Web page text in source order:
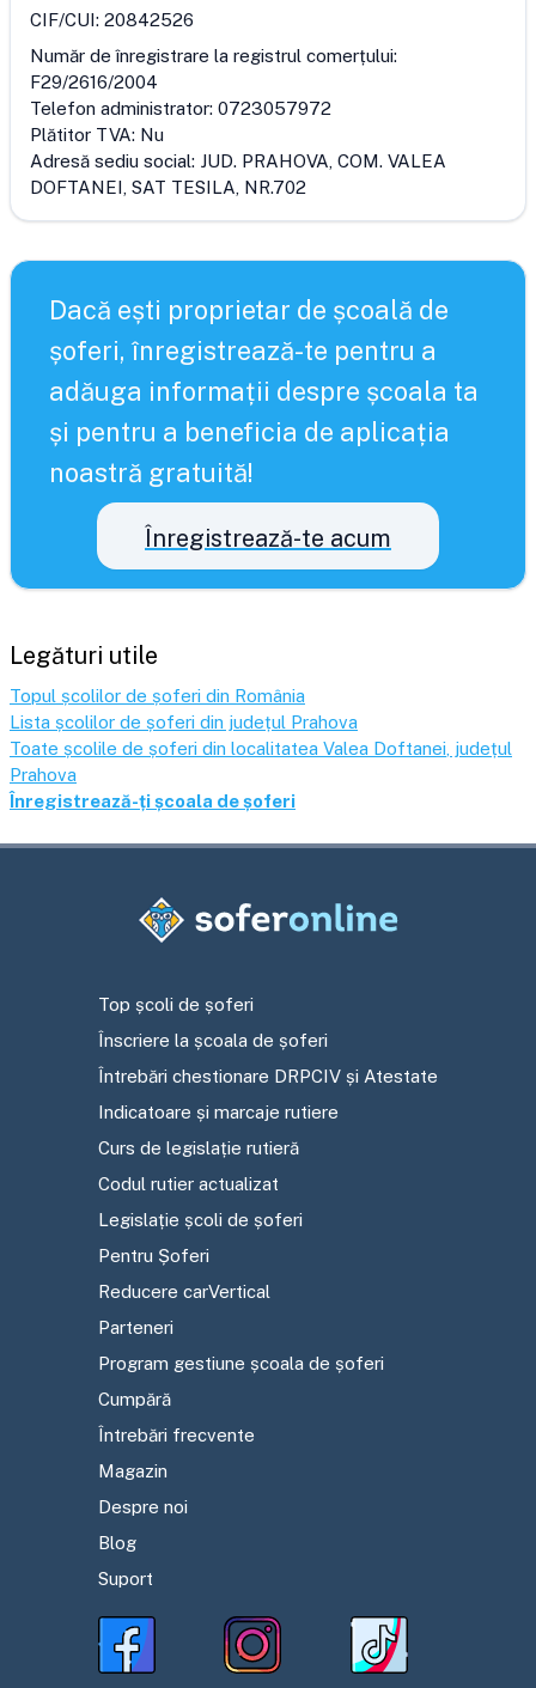
CIF/CUI: 20842526
Număr de înregistrare la registrul comerțului:
F29/2616/2004
Telefon administrator: 0723057972
Plătitor TVA: Nu
Adresă sediu social: JUD. PRAHOVA, COM. VALEA
DOFTANEI, SAT TESILA, NR.702
Dacă ești proprietar de școală de
șoferi, înregistrează-te pentru a
adăuga informații despre școala ta
și pentru a beneficia de aplicația
noastră gratuită!
Înregistrează-te acum
Legături utile
Topul școlilor de șoferi din România
Lista școlilor de șoferi din județul Prahova
Toate școlile de șoferi din localitatea Valea Doftanei , județul
Prahova
Înregistrează-ți școala de șoferi
Top școli de șoferi
Înscriere la școala de șoferi
Întrebări chestionare DRPCIV și Atestate
Indicatoare și marcaje rutiere
Curs de legislație rutieră
Codul rutier actualizat
Legislație școli de șoferi
Pentru Șoferi
Reducere carVertical
Parteneri
Program gestiune școala de șoferi
Cumpără
Întrebări frecvente
Magazin
Despre noi
Blog
Suport